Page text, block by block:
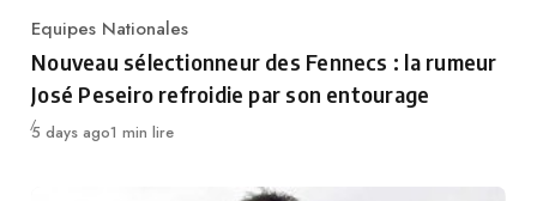
Category
Equipes Nationales
Nouveau sélectionneur des Fennecs : la rumeur
José Peseiro refroidie par son entourage
Publié
5 days ago1 min lire